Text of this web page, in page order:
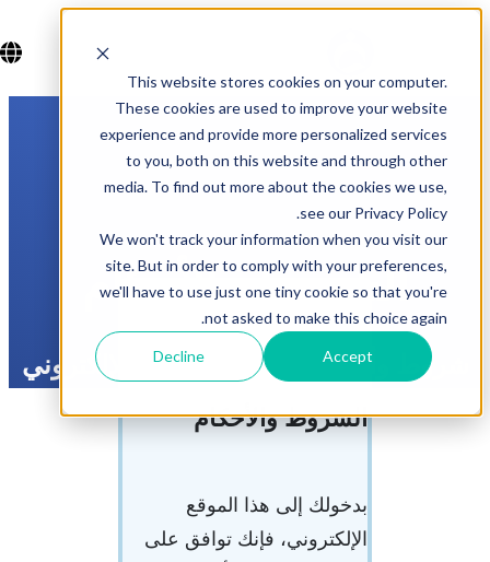
This website stores cookies on your computer.
These cookies are used to improve your website
experience and provide more personalized services
to you, both on this website and through other
media. To find out more about the cookies we use,
see our Privacy Policy.
We won't track your information when you visit our
site. But in order to comply with your preferences,
we'll have to use just one tiny cookie so that you're
not asked to make this choice again.
Accept
Decline
الشروط والأحكام
شروط وأحكام استخدام الموقع الإلكتروني
الشروط والأحكام
بدخولك إلى هذا الموقع
الإلكتروني، فإنك توافق على